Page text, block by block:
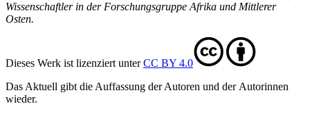
Wissen­schaftler in der Forschungsgruppe Afrika und Mittlerer
Osten.
Dieses Werk ist lizenziert unterCC BY 4.0
Das Aktuell gibt die Auf­fassung der Autoren und der Autorinnen
wieder.